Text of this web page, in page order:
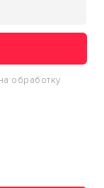
обработку